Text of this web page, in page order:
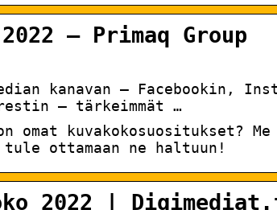
– Primaq Group
kanavan – Facebookin,
– tärkeimmät …
kuvakokosuositukset? Me
ottamaan ne haltuun!
2022 |